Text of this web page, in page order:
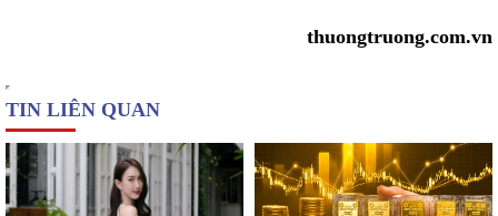
thuongtruong.com.vn
TIN LIÊN QUAN